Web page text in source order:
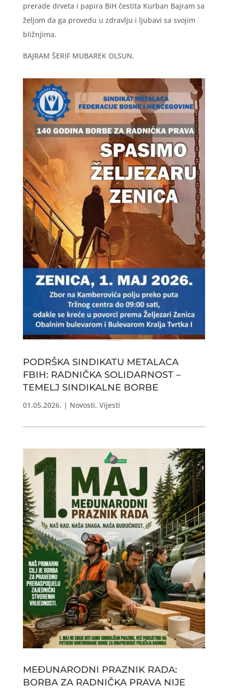
prerade drveta i papira BiH čestita Kurban Bajram sa
željom da ga provedu u zdravlju i ljubavi sa svojim
bližnjima.
BAJRAM ŠERIF MUBAREK OLSUN.
PODRŠKA SINDIKATU METALACA
FBIH: RADNIČKA SOLIDARNOST –
TEMELJ SINDIKALNE BORBE
01.05.2026. | Novosti, Vijesti
MEĐUNARODNI PRAZNIK RADA:
BORBA ZA RADNIČKA PRAVA NIJE